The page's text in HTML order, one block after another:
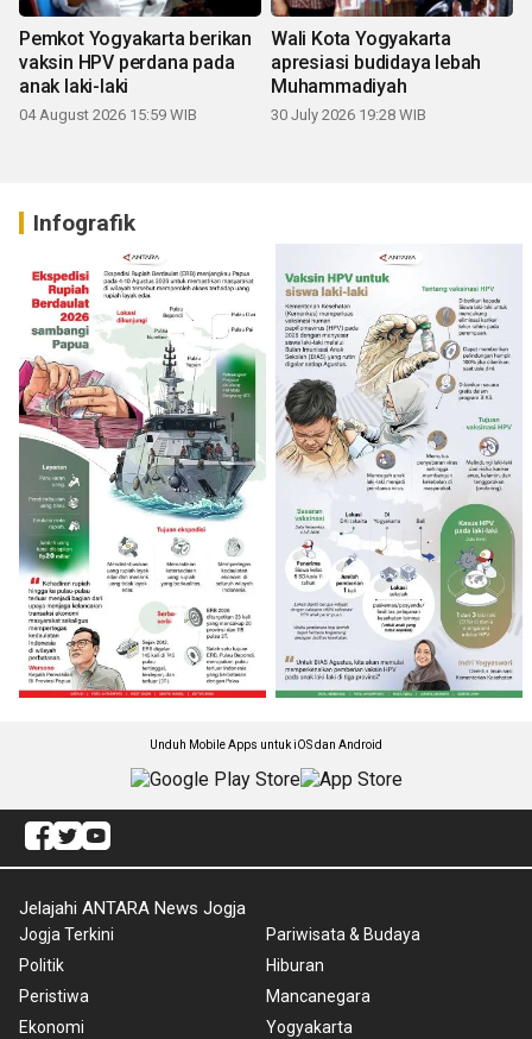
Pemkot Yogyakarta berikan
vaksin HPV perdana pada
anak laki-laki
04 August 2026 15:59 WIB
Wali Kota Yogyakarta
apresiasi budidaya lebah
Muhammadiyah
30 July 2026 19:28 WIB
Infografik
Unduh Mobile Apps untuk iOS dan Android
Jelajahi ANTARA News Jogja
Jogja Terkini
Politik
Peristiwa
Ekonomi
Pariwisata & Budaya
Hiburan
Mancanegara
Yogyakarta